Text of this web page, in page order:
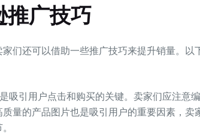
推广技巧
们还可以借助一些推广技巧来提升销量。以
吸引用户点击和购买的关键。卖家们应注意
量的产品图片也是吸引用户的重要因素，卖